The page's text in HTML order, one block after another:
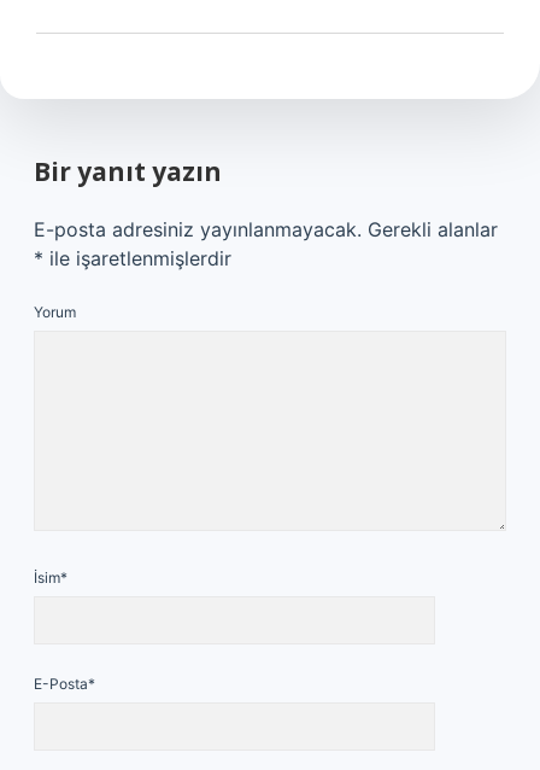
Bir yanıt yazın
E-posta adresiniz yayınlanmayacak. Gerekli alanlar
* ile işaretlenmişlerdir
Yorum
İsim*
E-Posta*